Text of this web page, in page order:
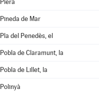
Piera
Pineda de Mar
Pla del Penedès, el
Pobla de Claramunt, la
Pobla de Lillet, la
Polinyà